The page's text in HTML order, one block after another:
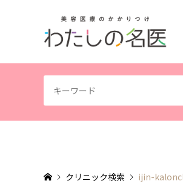
クリニック検索 ijin-